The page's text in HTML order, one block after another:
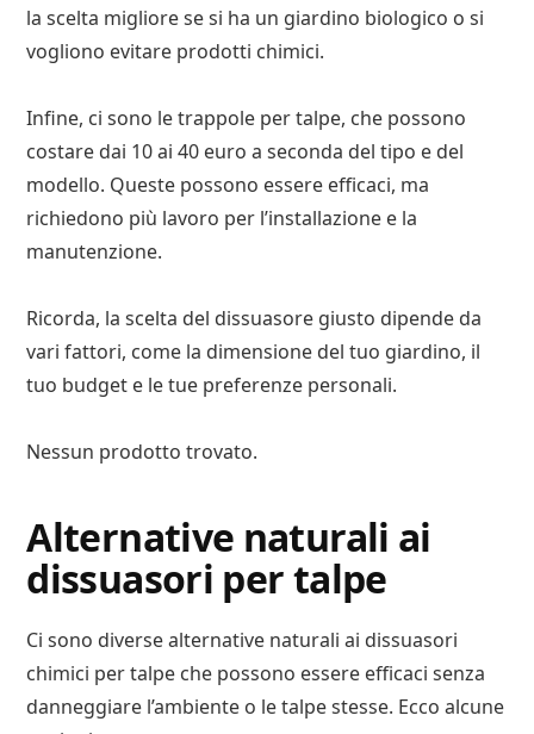
la scelta migliore se si ha un giardino biologico o si
vogliono evitare prodotti chimici.
Infine, ci sono le trappole per talpe, che possono
costare dai 10 ai 40 euro a seconda del tipo e del
modello. Queste possono essere efficaci, ma
richiedono più lavoro per l’installazione e la
manutenzione.
Ricorda, la scelta del dissuasore giusto dipende da
vari fattori, come la dimensione del tuo giardino, il
tuo budget e le tue preferenze personali.
Nessun prodotto trovato.
Alternative naturali ai
dissuasori per talpe
Ci sono diverse alternative naturali ai dissuasori
chimici per talpe che possono essere efficaci senza
danneggiare l’ambiente o le talpe stesse. Ecco alcune